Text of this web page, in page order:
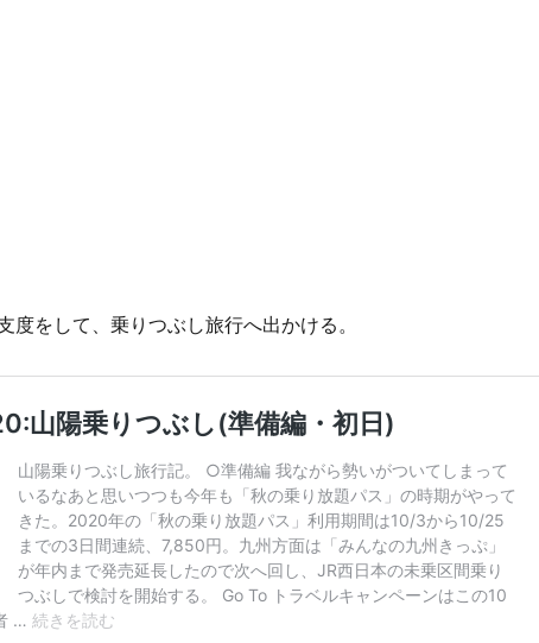
度をして、乗りつぶし旅行へ出かける。